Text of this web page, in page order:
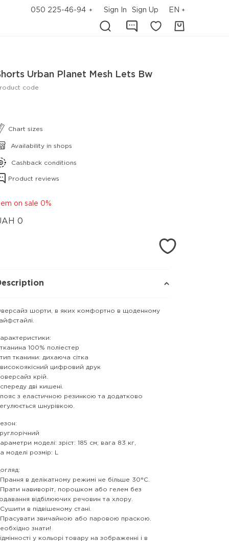
050 225-46-94 Sign In Sign Up EN
Urban Planet Mesh Lets Bw
code
Chart sizes
Availability in shops
Cashback conditions
Product reviews
on sale 0%
0
шорти, в яких комфортно в щоденному
100% поліестер
тканини: дихаюча сітка
цифровий друк
крій.
дві кишені.
з еластичною резинкою та додатково
шнурівкою.
моделі: зріст: 185 см; вага 83 кг,
моделі розмір: L
в делікатному режимі не більше 30°C.
навиворіт, порошком або гелем без
відбілюючих речовин та хлору.
в підвішеному стані.
звичайною або паровою праскою.
знати!
у кольорі товару на зображенні і в